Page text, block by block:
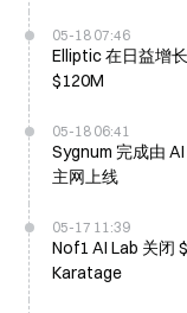
05-18 07:46
Elliptic 在日益增
$120M
05-18 06:41
Sygnum 完成由
主网上线
05-17 11:39
Nof1 AI Lab 关闭 $15M 融资轮，领投方为
Karatage